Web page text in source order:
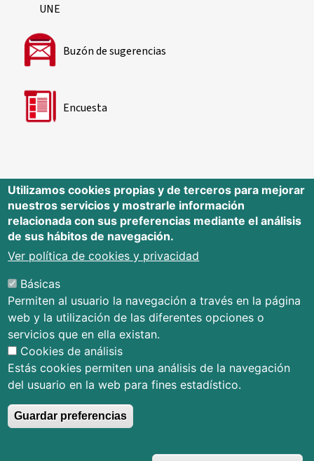
UNE
Buzón de sugerencias
Encuesta
Editorial Universidad de Cantabria
Edificio Tres Torres, Torre C, planta –1
Avda. Los Castros s/n - 39005
Tfno.: 942 201 087 - 942 201 291
E-mail:publica@unican.es
Términos y condiciones
Mapa Web
Accesibilidad
Utilizamos cookies propias y de terceros para mejorar
nuestros servicios y mostrarle información
relacionada con sus preferencias mediante el análisis
de sus hábitos de navegación.
Ver política de cookies y privacidad
Básicas
Permiten al usuario la navegación a través en la página
web y la utilización de las diferentes opciones o
servicios que en ella existan.
Cookies de análisis
Estás cookies permiten una análisis de la navegación
del usuario en la web para fines estadístico.
Guardar preferencias